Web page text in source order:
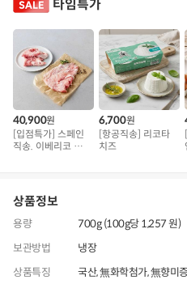
타임특가
40,900원
[입점특가] 스페인
직송. 이베리코 삼
6,700원
[항공직송] 리코타
치즈
상품정보
용량
700g (100g당 1,257 원)
보관방법
냉장
상품특징
국산, 無화학첨가, 無향미